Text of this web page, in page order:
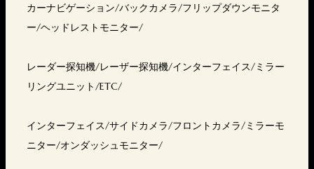
カーナビゲーション/バックカメラ/フリップダウンモニタ
ー/ヘッドレストモニター/
レーダー探知機/レーザー探知機/インターフェイス/ミラー
リングユニット/ETC/
インターフェイス/サイドカメラ/フロントカメラ/ミラーモ
ニター/オンダッシュモニター/